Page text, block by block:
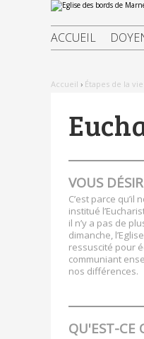
Aller
au
contenu.
|
Aller
Outils
personnels
ACCUEIL
Accueil › Étapes de la vie
VOUS
C’est parce
institué
il n’y a pas de
dimanche,
ressuscité pour
communiant
nos différences.
QU'EST-CE